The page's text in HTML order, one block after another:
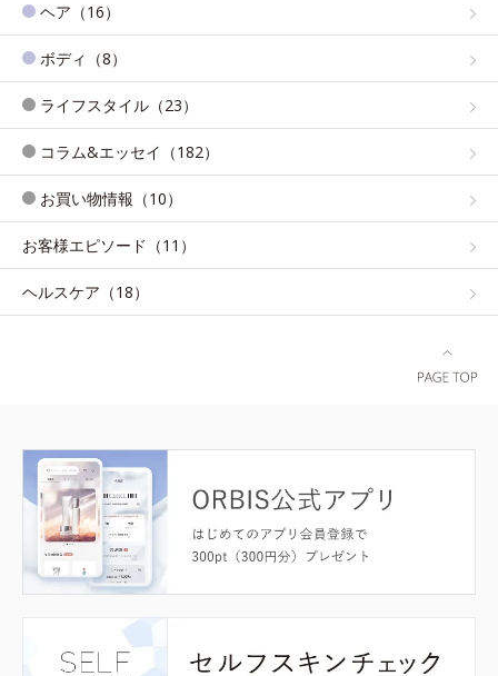
ヘア（16）
ボディ（8）
ライフスタイル（23）
コラム&エッセイ（182）
お買い物情報（10）
お客様エピソード（11）
ヘルスケア（18）